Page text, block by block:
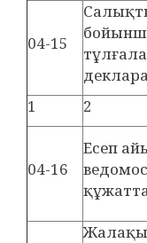
04-15
1 2
04-16
Есеп